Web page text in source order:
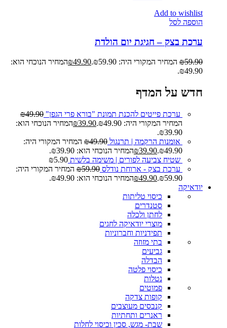
Add to wishlist
הוספה לסל
ערכת בצק – חגיגת יום הולדת
₪59.90 המחיר המקורי היה: ₪59.90. ₪49.90
המחיר הנוכחי הוא:
₪49.90.
חדש על המדף
ערכת פייטים להכנת תמונת "בורא פרי הגפן" ₪49.90
המחיר המקורי היה: ₪49.90.
₪39.90
המחיר הנוכחי הוא:
₪39.90.
אומנות הרקמה | תרנגול
₪49.90
המחיר המקורי היה:
₪49.90.
₪39.90
המחיר הנוכחי הוא: ₪39.90.
שטיח צביעה לפורים | משימה בלשית
₪5.90
ערכת בצק - ארוחת נודלס
₪59.90
המחיר המקורי היה:
₪59.90.
₪49.90
המחיר הנוכחי הוא: ₪49.90.
יודאיקה
כיסוי טליתות
סטנדרים
לחתן ולכלה
מוצרי יודאיקה לחגים
תפידניות וחברוניות
בתי מזוזה
גביעים
הבדלה
כיסוי פלטה
נטלות
פמוטים
קופות צדקה
קנבסים מעוצבים
ראנרים ותחתיות
שבת- מגש, סכין וכיסוי לחלות